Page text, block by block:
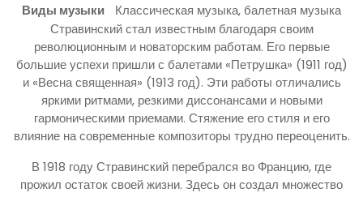
Виды музыки
Классическая музыка, балетная музыка
Стравинский стал известным благодаря своим
революционным и новаторским работам. Его первые
большие успехи пришли с балетами «Петрушка» (1911 год)
и «Весна священная» (1913 год). Эти работы отличались
яркими ритмами, резкими диссонансами и новыми
гармоническими приемами. Стяжение его стиля и его
влияние на современные композиторы трудно переоценить.
В 1918 году Стравинский перебрался во Францию, где
прожил остаток своей жизни. Здесь он создал множество